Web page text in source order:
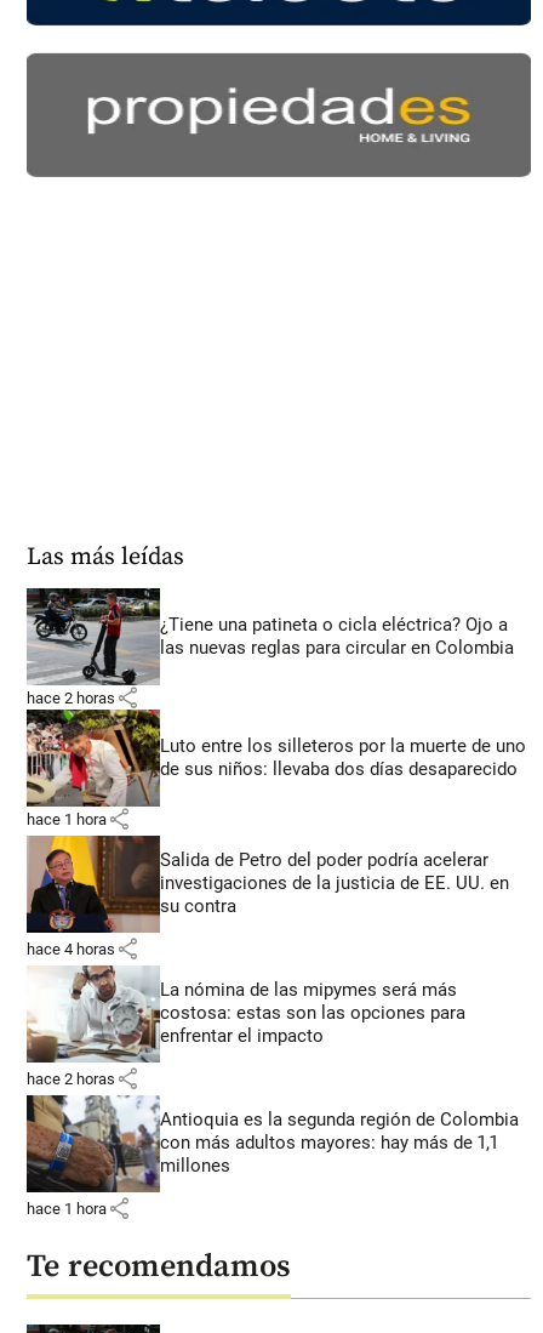
Las más leídas
¿Tiene una patineta o cicla eléctrica? Ojo a
las nuevas reglas para circular en Colombia
hace 2 horas share
Luto entre los silleteros por la muerte de uno
de sus niños: llevaba dos días desaparecido
hace 1 hora share
Salida de Petro del poder podría acelerar
investigaciones de la justicia de EE. UU. en
su contra
hace 4 horas share
La nómina de las mipymes será más
costosa: estas son las opciones para
enfrentar el impacto
hace 2 horas share
Antioquia es la segunda región de Colombia
con más adultos mayores: hay más de 1,1
millones
hace 1 hora share
Te recomendamos